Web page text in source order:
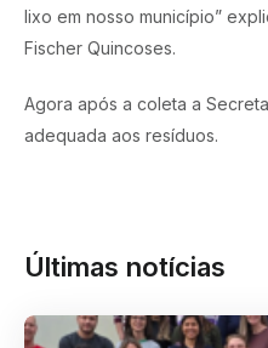
lixo em nosso município”
Fischer Quincoses.
Agora após a coleta a
adequada aos resíduos.
Últimas notícias